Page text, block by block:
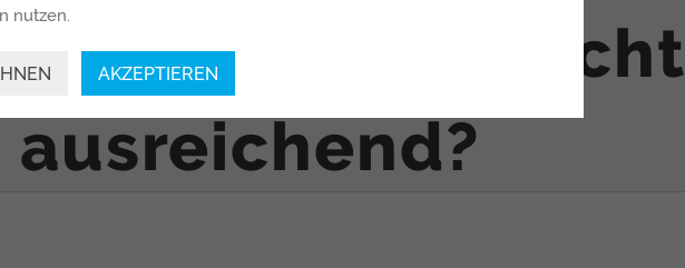
nicht
ausreichend?
nutzen.
AKZEPTIEREN